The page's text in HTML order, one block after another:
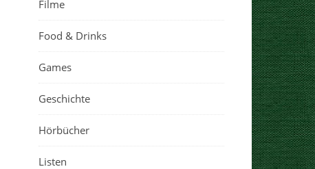
Filme
Food & Drinks
Games
Geschichte
Hörbücher
Listen